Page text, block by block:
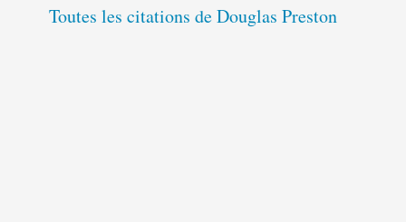
Toutes les citations de Douglas Preston